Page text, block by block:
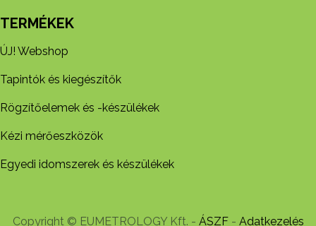
TERMÉKEK
ÚJ! Webshop
Tapintók és kiegészítők
Rögzítőelemek és -készül​ékek
Kézi mérőeszközök
Egyedi idomszerek és készülékek
Copyright © EUMETROLOGY Kft. - ÁSZF- Adatkezelés